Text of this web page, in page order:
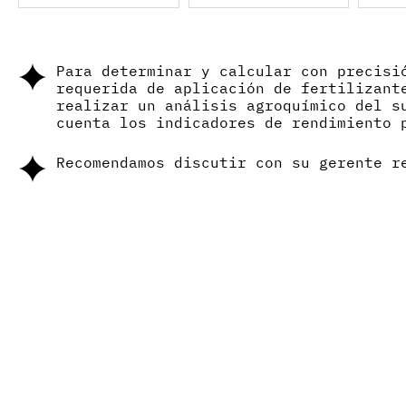
Para determinar y calcular con
requerida de aplicación de
realizar un análisis agroquímico del
cuenta los indicadores de rendimiento
Recomendamos discutir con su gerente